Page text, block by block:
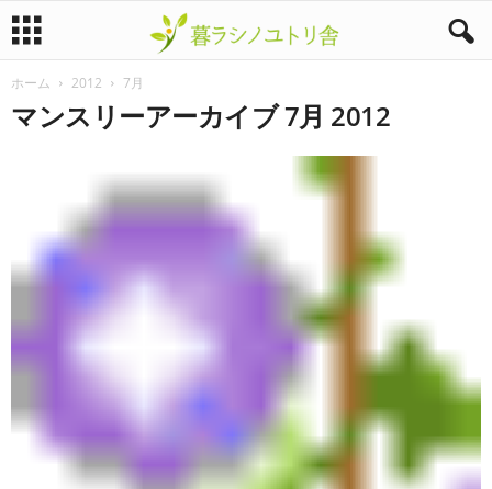
暮
ユ
舎
ホーム 2012 7月
マンスリーアーカイブ 7月 2012